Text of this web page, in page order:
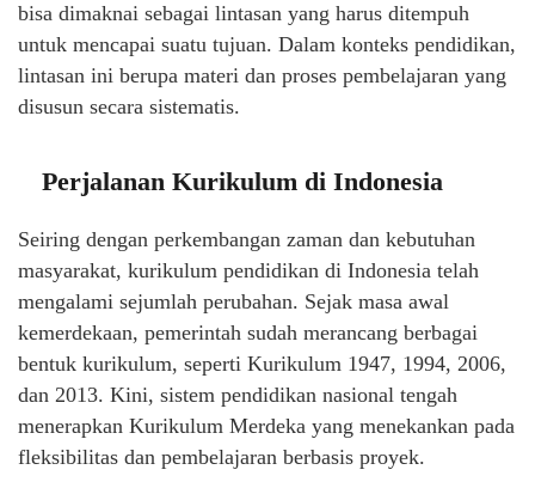
bisa dimaknai sebagai lintasan yang harus ditempuh
untuk mencapai suatu tujuan. Dalam konteks pendidikan,
lintasan ini berupa materi dan proses pembelajaran yang
disusun secara sistematis.
Perjalanan Kurikulum di Indonesia
Seiring dengan perkembangan zaman dan kebutuhan
masyarakat, kurikulum pendidikan di Indonesia telah
mengalami sejumlah perubahan. Sejak masa awal
kemerdekaan, pemerintah sudah merancang berbagai
bentuk kurikulum, seperti Kurikulum 1947, 1994, 2006,
dan 2013. Kini, sistem pendidikan nasional tengah
menerapkan Kurikulum Merdeka yang menekankan pada
fleksibilitas dan pembelajaran berbasis proyek.